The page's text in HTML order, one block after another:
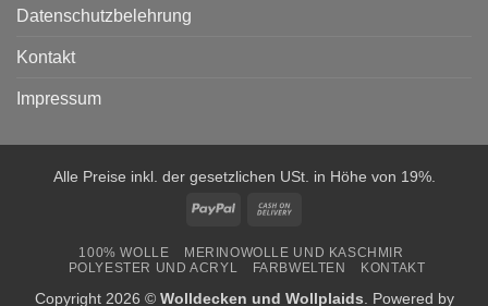
Datenschutzbelehrung
Kontakt
Impressum
Alle Preise inkl. der gesetzlichen USt. in Höhe von 19%.
PayPal
Delivery
100% WOLLE
MERINOWOLLE UND KASCHMIR
POLYESTER UND ACRYL
FARBWELTEN KONTAKT
Copyright 2026 © Wolldecken und Wollplaids. Powered by